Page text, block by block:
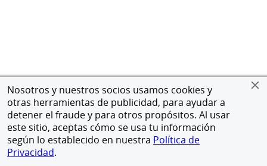
Nosotros y nuestros socios usamos cookies y
otras herramientas de publicidad, para ayudar a
detener el fraude y para otros propósitos. Al usar
este sitio, aceptas cómo se usa tu información
según lo establecido en nuestra Política de
Privacidad.